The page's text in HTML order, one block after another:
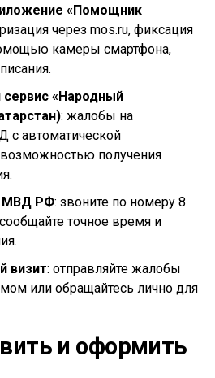
«Помощник
через mos.ru, фиксация
камеры смартфона,
«Народный
: жалобы на
с автоматической
получения
МВД РФ: звоните по номеру 8
точное время и
визит: отправляйте жалобы
или обращайтесь лично для
и оформить